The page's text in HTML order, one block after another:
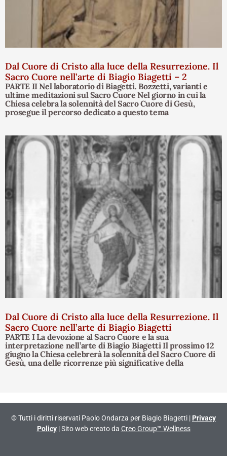
Dal Cuore di Cristo alla luce della Resurrezione. Il
Sacro Cuore nell’arte di Biagio Biagetti – 2
PARTE II Nel laboratorio di Biagetti. Bozzetti, varianti e
ultime meditazioni sul Sacro Cuore Nel giorno in cui la
Chiesa celebra la solennità del Sacro Cuore di Gesù,
prosegue il percorso dedicato a questo tema
Dal Cuore di Cristo alla luce della Resurrezione. Il
Sacro Cuore nell’arte di Biagio Biagetti
PARTE I La devozione al Sacro Cuore e la sua
interpretazione nell’arte di Biagio Biagetti Il prossimo 12
giugno la Chiesa celebrerà la solennità del Sacro Cuore di
Gesù, una delle ricorrenze più significative della
© Tutti i diritti riservati Paolo Ondarza per Biagio Biagetti | Privacy
Policy| Sito web creato da Creo Group™ Wellness